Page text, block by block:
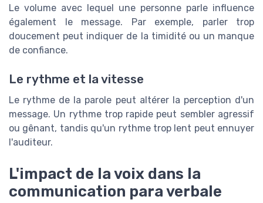
Le volume avec lequel une personne parle influence
également le message. Par exemple, parler trop
doucement peut indiquer de la timidité ou un manque
de confiance.
Le rythme et la vitesse
Le rythme de la parole peut altérer la perception d'un
message. Un rythme trop rapide peut sembler agressif
ou gênant, tandis qu'un rythme trop lent peut ennuyer
l'auditeur.
L'impact de la voix dans la
communication para verbale